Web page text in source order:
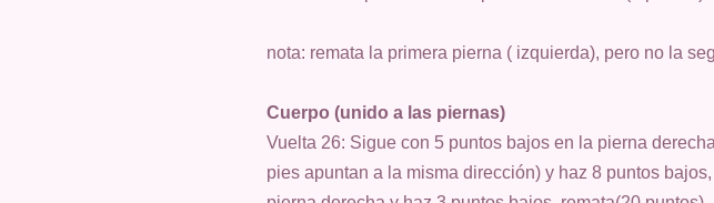
nota: remata la primera pierna ( izquierda), pero no la
Cuerpo (unido a las piernas)
Vuelta 26: Sigue con 5 puntos bajos en la pierna
pies apuntan a la misma dirección) y haz 8 puntos